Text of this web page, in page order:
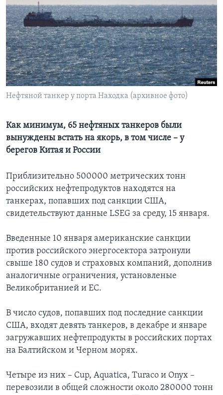
Learning English
СОЦИАЛЬНЫЕ СЕТИ
Языки
Нефтяной танкер у порта Находка (архивное фото)
Как минимум, 65 нефтяных танкеров были
вынуждены встать на якорь, в том числе – у
берегов Китая и России
Приблизительно 500000 метрических тонн
российских нефтепродуктов находятся на
танкерах, попавших под санкции США,
свидетельствуют данные LSEG за среду, 15 января.
Введенные 10 января американские санкции
против российского энергосектора затронули
свыше 180 судов и страховых компаний, дополнив
аналогичные ограничения, установленые
Великобританией и ЕС.
В число судов, попавших под последние санкции
США, входят девять танкеров, в декабре и январе
загружавших нефтепродукты в российских портах
на Балтийском и Черном морях.
Четыре из них – Cup, Aquatica, Turaco и Onyx –
перевозили в общей сложности около 280000 тонн